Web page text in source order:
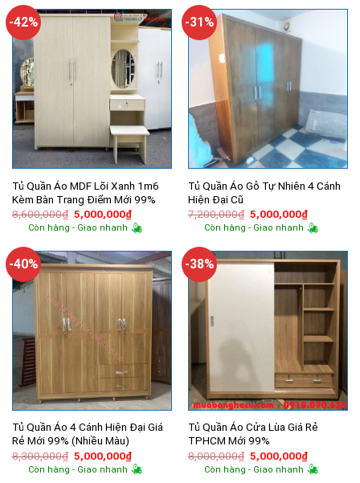
4,850,000₫.
-42%
Tủ Quần Áo MDF Lõi Xanh 1m6
Kèm Bàn Trang Điểm Mới 99%
8,600,000₫ Giá
gốc
là:
5,000,000₫Giá
hiện
tại
5,000,000₫.
Còn hàng - Giao nhanh
-31%
Tủ Quần Áo Gỗ Tự Nhiên 4 Cánh
Hiện Đại Cũ
7,200,000₫ Giá
gốc
là:
5,000,000₫Giá
hiện
tại
Còn hàng - Giao nhanh
-40%
Tủ Quần Áo 4 Cánh Hiện Đại Giá
Rẻ Mới 99% (Nhiều Màu)
8,300,000₫ Giá
gốc
là:
5,000,000₫Giá
hiện
tại
Còn hàng - Giao nhanh
-38%
Tủ Quần Áo Cửa Lùa Giá Rẻ
TPHCM Mới 99%
8,000,000₫ Giá
gốc
là:
5,000,000₫Giá
hiện
tại
Còn hàng - Giao nhanh